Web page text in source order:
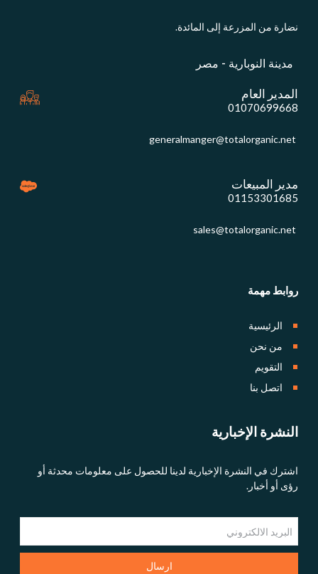
نضارة من المزرعة إلى المائدة.
مدينة النوبارية - مصر
المدير العام
01070699668
generalmanger@totalorganic.net
مدير المبيعات
01153301685
sales@totalorganic.net
روابط مهمة
الرئيسية
من نحن
التقويم
اتصل بنا
النشرة الإخبارية
اشترك في النشرة الإخبارية لدينا للحصول على معلومات محدثة أو
رؤى أو أخبار.
ارسال